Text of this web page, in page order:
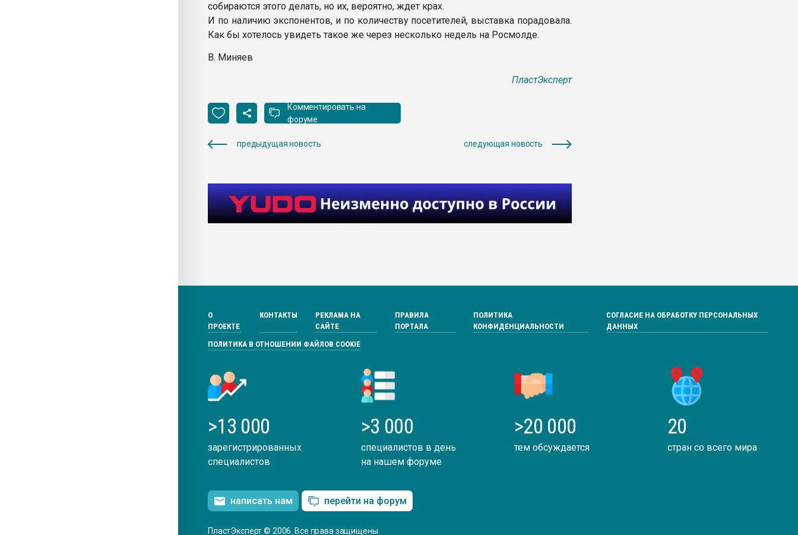
собираются этого делать, но их, вероятно, ждет крах.
И по наличию экспонентов, и по количеству посетителей, выставка порадовала.
Как бы хотелось увидеть такое же через несколько недель на Росмолде.
В. Миняев
ПластЭксперт
Комментировать на
форуме
предыдущая новость следующая новость
О
ПРОЕКТЕ
КОНТАКТЫ
РЕКЛАМА НА
САЙТЕ
ПРАВИЛА
ПОРТАЛА
ПОЛИТИКА
КОНФИДЕНЦИАЛЬНОСТИ
СОГЛАСИЕ НА ОБРАБОТКУ ПЕРСОНАЛЬНЫХ
ДАННЫХ
ПОЛИТИКА В ОТНОШЕНИИ ФАЙЛОВ COOKIE
>13 000
зарегистрированных
специалистов
>3 000
специалистов в день
на нашем форуме
>20 000
тем обсуждается
20
стран со всего мира
написать нам перейти на форум
ПластЭксперт © 2006. Все права защищены